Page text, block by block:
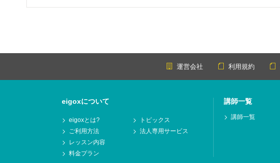
運営会社 利用規約
eigoxについて
eigoxとは?
ご利用方法
レッスン内容
料金プラン
トピックス
法人専用サービス
講師一覧
講師一覧